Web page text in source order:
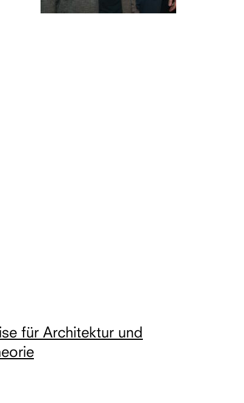
für Architektur und